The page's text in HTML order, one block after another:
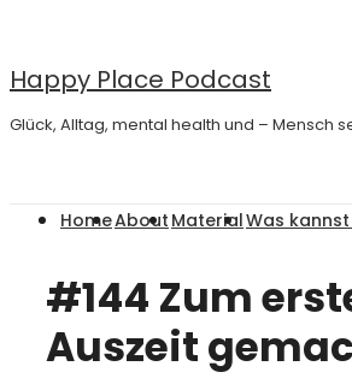
Inhalt
Happy Place Podcast
Glück, Alltag, mental health und – Mensch
MainHomeAbout MaterialWas
#144 Zum
Auszeit